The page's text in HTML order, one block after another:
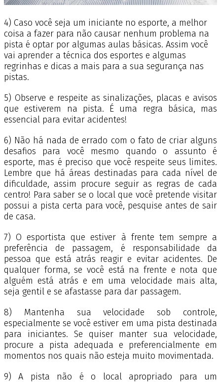
4) Caso você seja um iniciante no esporte, a melhor
coisa a fazer para não causar nenhum problema na
pista é optar por algumas aulas básicas. Assim você
vai aprender a técnica dos esportes e algumas
regrinhas e dicas a mais para a sua segurança nas
pistas.
5) Observe e respeite as sinalizações, placas e avisos
que estiverem na pista. É uma regra básica, mas
essencial para evitar acidentes!
6) Não há nada de errado com o fato de criar alguns
desafios para você mesmo quando o assunto é
esporte, mas é preciso que você respeite seus limites.
Lembre que há áreas destinadas para cada nível de
dificuldade, assim procure seguir as regras de cada
centro! Para saber se o local que você pretende visitar
possui a pista certa para você, pesquise antes de sair
de casa.
7) O esportista que estiver à frente tem sempre a
preferência de passagem, é responsabilidade da
pessoa que está atrás reagir e evitar acidentes. De
qualquer forma, se você está na frente e nota que
alguém está atrás e em uma velocidade mais alta,
seja gentil e se afastasse para dar passagem.
8) Mantenha sua velocidade sob controle,
especialmente se você estiver em uma pista destinada
para iniciantes. Se quiser manter sua velocidade,
procure a pista adequada e preferencialmente em
momentos nos quais não esteja muito movimentada.
9) A pista não é o local apropriado para um